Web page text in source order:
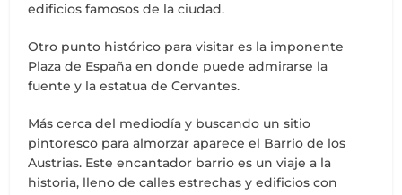
edificios famosos de la ciudad.
Otro punto histórico para visitar es la imponente
Plaza de España en donde puede admirarse la
fuente y la estatua de Cervantes.
Más cerca del mediodía y buscando un sitio
pintoresco para almorzar aparece el Barrio de los
Austrias. Este encantador barrio es un viaje a la
historia, lleno de calles estrechas y edificios con